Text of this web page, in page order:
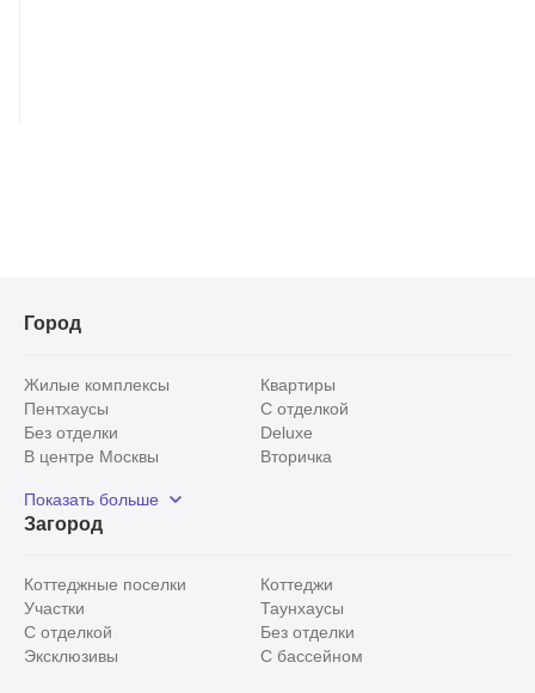
Город
Жилые комплексы
Квартиры
Пентхаусы
С отделкой
Без отделки
Deluxe
В центре Москвы
Вторичка
Рядом с парком
С панорамными окнами
Показать больше
Загород
Коттеджные поселки
Коттеджи
Участки
Таунхаусы
С отделкой
Без отделки
Эксклюзивы
С бассейном